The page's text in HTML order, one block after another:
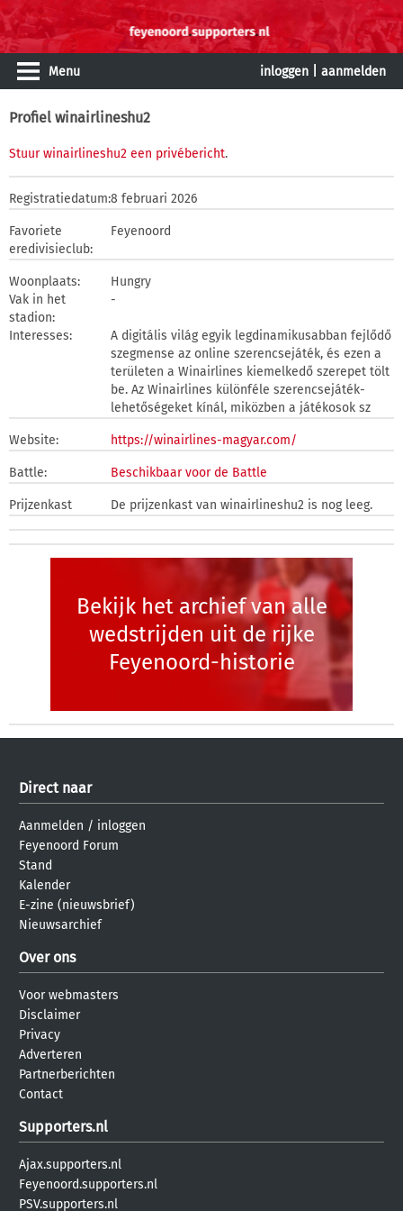
Menu inloggen aanmelden
Profiel winairlineshu2
Stuur winairlineshu2 een privébericht.
Registratiedatum:8 februari 2026
Favoriete
eredivisieclub:
Feyenoord
Woonplaats:
Hungry
Vak in het
stadion:
-
Interesses:
A digitális világ egyik legdinamikusabban fejlődő
szegmense az online szerencsejáték, és ezen a
területen a Winairlines kiemelkedő szerepet tölt
be. Az Winairlines különféle szerencsejáték-
lehetőségeket kínál, miközben a játékosok sz
Website: https://winairlines-magyar.com/
Battle: Beschikbaar voor de Battle
Prijzenkast De prijzenkast van winairlineshu2 is nog leeg.
Bekijk het archief van alle
wedstrijden uit de rijke
Feyenoord-historie
Direct naar
Aanmelden / inloggen
Feyenoord Forum
Stand
Kalender
E-zine (nieuwsbrief)
Nieuwsarchief
Over ons
Voor webmasters
Disclaimer
Privacy
Adverteren
Partnerberichten
Contact
Supporters.nl
Ajax.supporters.nl
Feyenoord.supporters.nl
PSV.supporters.nl